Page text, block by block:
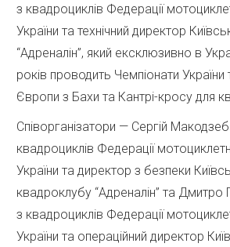
з квадроциклів Федерації
України та технічний директор
“Адреналін”, який ексклюзивно в
років проводить Чемпіонати України
Європи з Бахи та Кантрі-кросу для
Співорганізатори — Сергій
квадроциклів Федерації
України та директор з безпеки
квадроклубу “Адреналін” та Дмитро
з квадроциклів Федерації
України та операційний директор